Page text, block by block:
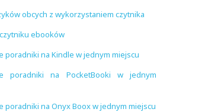
obcych z wykorzystaniem czytnika
ebooków
poradniki na Kindle w jednym miejscu
poradniki na PocketBooki w jednym
poradniki na Onyx Boox w jednym miejscu